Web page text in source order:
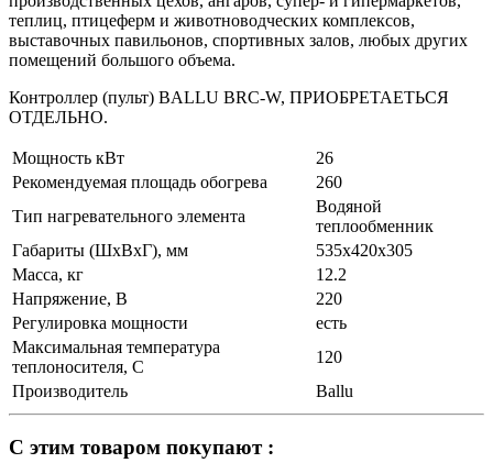
теплиц, птицеферм и животноводческих комплексов,
выставочных павильонов, спортивных залов, любых других
помещений большого объема.
Контроллер (пульт) BALLU BRC-W, ПРИОБРЕТАЕТЬСЯ​
ОТДЕЛЬНО.
Мощность кВт
26
Рекомендуемая площадь обогрева
260
Тип нагревательного элемента
Водяной
теплообменник
Габариты (ШхВхГ), мм
535х420х305
Масса, кг
12.2
Напряжение, В
220
Регулировка мощности
есть
Максимальная температура
теплоносителя, С
120
Производитель
Ballu
С этим товаром покупают :